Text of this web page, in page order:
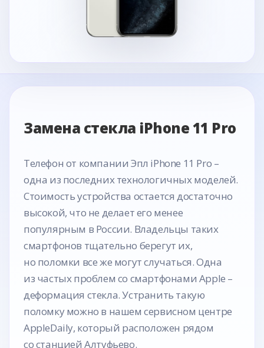
Замена стекла iPhone 11 Pro
Телефон от компании Эпл iPhone 11 Pro –
одна из последних технологичных моделей.
Стоимость устройства остается достаточно
высокой, что не делает его менее
популярным в России. Владельцы таких
смартфонов тщательно берегут их,
но поломки все же могут случаться. Одна
из частых проблем со смартфонами Apple –
деформация стекла. Устранить такую
поломку можно в нашем сервисном центре
AppleDaily, который расположен рядом
со станцией Алтуфьево.